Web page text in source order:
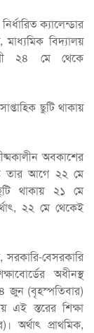
ক্যালেন্ডার
বিদ্যালয়
২৪ মে থেকে
ছুটি থাকায়
অবকাশের
তার আগে ২২ মে
থাকায় ২১ মে
২২ মে থেকেই
বেসরকারি
অধীনস্থ
জুন (বৃহস্পতিবার)
এই স্তরের শিক্ষা
অর্থাৎ প্রাথমিক,